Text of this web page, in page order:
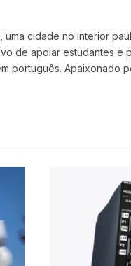
cidade no interior
de apoiar estudantes
português. Apaixonado